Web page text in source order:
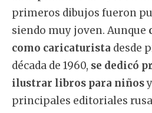
primeros dibujos fueron
siendo muy joven. Aunque
como caricaturista desde
década de 1960, se dedicó
ilustrar libros para niños
principales editoriales